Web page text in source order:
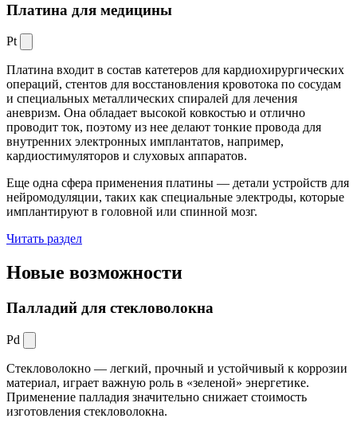
Платина для медицины
Pt
Платина входит в состав катетеров для кардиохирургических
операций, стентов для восстановления кровотока по сосудам
и специальных металлических спиралей для лечения
аневризм. Она обладает высокой ковкостью и отлично
проводит ток, поэтому из нее делают тонкие провода для
внутренних электронных имплантатов, например,
кардиостимуляторов и слуховых аппаратов.
Еще одна сфера применения платины — детали устройств для
нейромодуляции, таких как специальные электроды, которые
имплантируют в головной или спинной мозг.
Читать раздел
Новые возможности
Палладий для стекловолокна
Pd
Стекловолокно — легкий, прочный и устойчивый к коррозии
материал, играет важную роль в «зеленой» энергетике.
Применение палладия значительно снижает стоимость
изготовления стекловолокна.